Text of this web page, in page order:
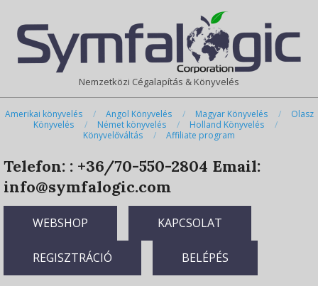
content
Navigation
Menu
Nemzetközi Cégalapítás & Könyvelés
Amerikai könyvelés Angol Könyvelés Magyar Könyvelés
Olasz
Könyvelés
Német könyvelés
Holland Könyvelés
Könyvelőváltás
Affiliate program
Telefon: : +36/70-550-2804 Email:
info@symfalogic.com
WEBSHOP KAPCSOLAT
REGISZTRÁCIÓ BELÉPÉS